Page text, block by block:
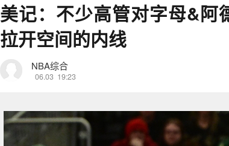
美记：不少高管对字母&阿
拉开空间的内线
NBA综合
06.03 19:23